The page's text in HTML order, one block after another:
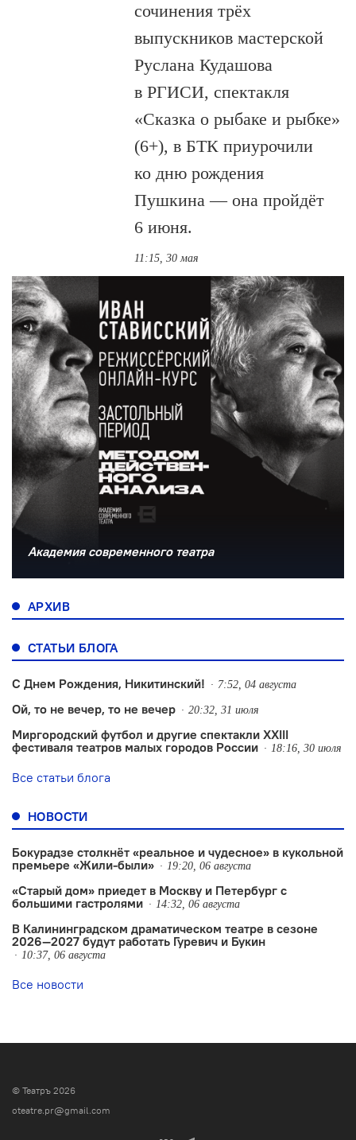
сочинения трёх
выпускников мастерской
Руслана Кудашова
в РГИСИ, спектакля
«Сказка о рыбаке и рыбке»
(6+), в БТК приурочили
ко дню рождения
Пушкина — она пройдёт
6 июня.
11:15, 30 мая
Академия современного театра
АРХИВ
СТАТЬИ БЛОГА
С Днем Рождения, Никитинский! 7:52, 04 августа
Ой, то не вечер, то не вечер 20:32, 31 июля
Миргородский футбол и другие спектакли XXIII
фестиваля театров малых городов России
18:16, 30 июля
Все статьи блога
НОВОСТИ
Бокурадзе столкнëт «реальное и чудесное» в кукольной
премьере «Жили-были»
19:20, 06 августа
«Старый дом» приедет в Москву и Петербург с
большими гастролями
14:32, 06 августа
В Калининградском драматическом театре в сезоне
2026—2027 будут работать Гуревич и Букин
10:37, 06 августа
Все новости
© Театръ 2026
oteatre.pr@gmail.com